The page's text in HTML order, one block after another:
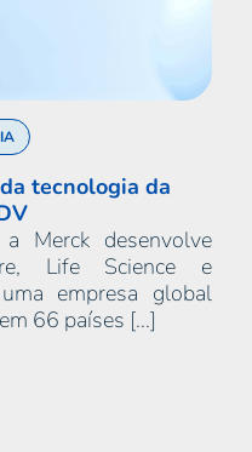
tecnologia da
Merck desenvolve
Life Science e
empresa global
66 países [...]